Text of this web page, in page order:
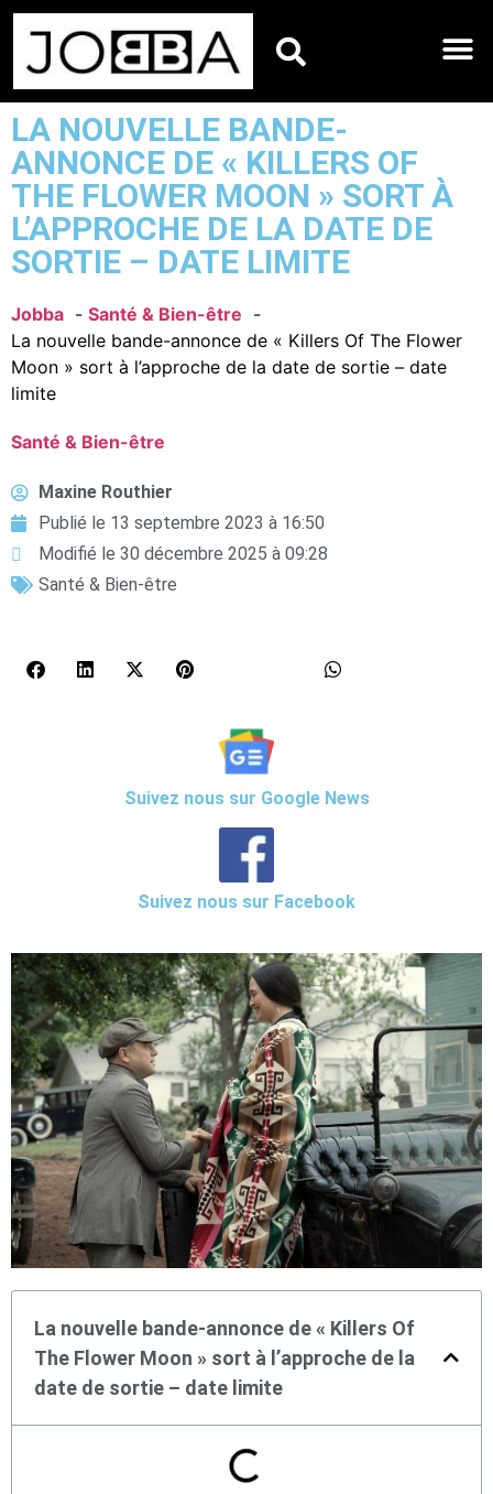
LA NOUVELLE BANDE-
ANNONCE DE « KILLERS OF
THE FLOWER MOON » SORT À
L’APPROCHE DE LA DATE DE
SORTIE – DATE LIMITE
Jobba
Santé & Bien-être
La nouvelle bande-annonce de « Killers Of The Flower
Moon » sort à l’approche de la date de sortie – date
limite
Santé & Bien-être
Maxine Routhier
Publié le 13 septembre 2023 à 16:50
Modifié le 30 décembre 2025 à 09:28
Santé & Bien-être
Suivez nous sur Google News
Suivez nous sur Facebook
La nouvelle bande-annonce de « Killers Of
The Flower Moon » sort à l’approche de la
date de sortie – date limite